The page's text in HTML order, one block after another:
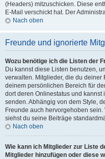
(Headers) mitzuschicken. Diese
E-Mail verschickt hat. Der
Nach oben
Freunde und ignorierte
Wozu benötige ich die Listen der
Du kannst diese Listen benutzen,
verwalten. Mitglieder, die du deiner
deinem persönlichen Bereich für
dort deren Onlinestatus und
senden. Abhängig von dem Style,
Freunde auch hervorgehoben
siehst du seine Beiträge
Nach oben
Wie kann ich Mitglieder zur Liste
Mitglieder hinzufügen oder diese